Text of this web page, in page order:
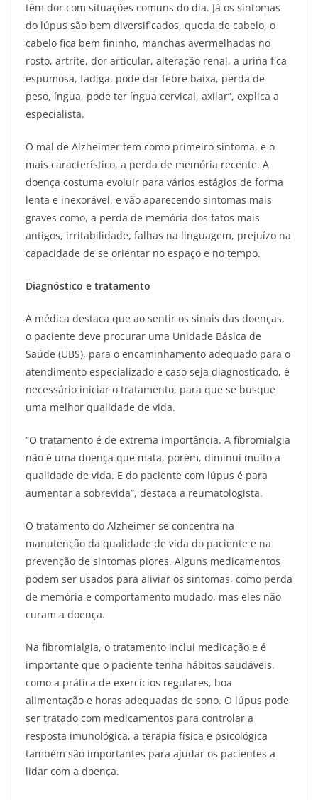
têm dor com situações comuns do dia. Já os sintomas
do lúpus são bem diversificados, queda de cabelo, o
cabelo fica bem fininho, manchas avermelhadas no
rosto, artrite, dor articular, alteração renal, a urina fica
espumosa, fadiga, pode dar febre baixa, perda de
peso, íngua, pode ter íngua cervical, axilar”, explica a
especialista.
O mal de Alzheimer tem como primeiro sintoma, e o
mais característico, a perda de memória recente. A
doença costuma evoluir para vários estágios de forma
lenta e inexorável, e vão aparecendo sintomas mais
graves como, a perda de memória dos fatos mais
antigos, irritabilidade, falhas na linguagem, prejuízo na
capacidade de se orientar no espaço e no tempo.
Diagnóstico e tratamento
A médica destaca que ao sentir os sinais das doenças,
o paciente deve procurar uma Unidade Básica de
Saúde (UBS), para o encaminhamento adequado para o
atendimento especializado e caso seja diagnosticado, é
necessário iniciar o tratamento, para que se busque
uma melhor qualidade de vida.
“O tratamento é de extrema importância. A fibromialgia
não é uma doença que mata, porém, diminui muito a
qualidade de vida. E do paciente com lúpus é para
aumentar a sobrevida”, destaca a reumatologista.
O tratamento do Alzheimer se concentra na
manutenção da qualidade de vida do paciente e na
prevenção de sintomas piores. Alguns medicamentos
podem ser usados para aliviar os sintomas, como perda
de memória e comportamento mudado, mas eles não
curam a doença.
Na fibromialgia, o tratamento inclui medicação e é
importante que o paciente tenha hábitos saudáveis,
como a prática de exercícios regulares, boa
alimentação e horas adequadas de sono. O lúpus pode
ser tratado com medicamentos para controlar a
resposta imunológica, a terapia física e psicológica
também são importantes para ajudar os pacientes a
lidar com a doença.